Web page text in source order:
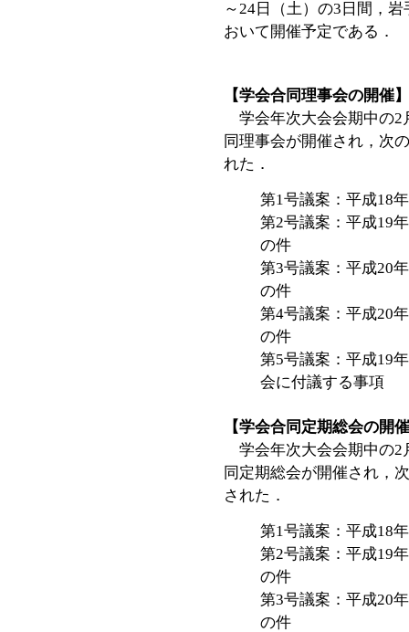
～24日（土）の3日間，
おいて開催予定である．
【学会合同理事会の開催】
学会年次大会会期中の2
同理事会が開催され，次
れた．
第1号議案：平成18
第2号議案：平成19
の件
第3号議案：平成20
の件
第4号議案：平成20
の件
第5号議案：平成19
会に付議する事項
【学会合同定期総会の開
学会年次大会会期中の2
同定期総会が開催され，
された．
第1号議案：平成18
第2号議案：平成19
の件
第3号議案：平成20
の件